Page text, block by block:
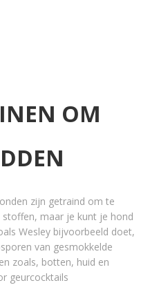
OM
zijn getraind om te
maar je kunt je hond
Wesley bijvoorbeeld doet,
van gesmokkelde
zoals, botten, huid en
geurcocktails